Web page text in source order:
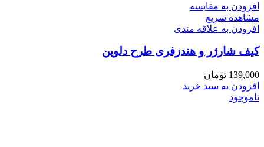
افزودن به مقایسه
مشاهده سریع
افزودن به علاقه مندی
کیف شارژر و هندزفری طرح دلوین
139,000 تومان
افزودن به سبد خرید
ناموجود